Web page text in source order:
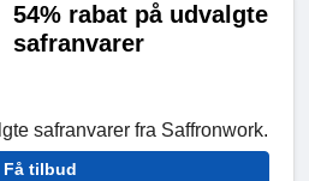
54% rabat på udvalgte
safranvarer
safranvarer fra Saffronwork.
Få tilbud